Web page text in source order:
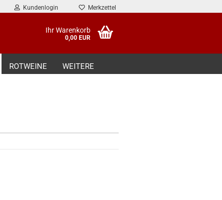
Kundenlogin Merkzettel
Ihr Warenkorb
0,00 EUR
ROTWEINE WEITERE